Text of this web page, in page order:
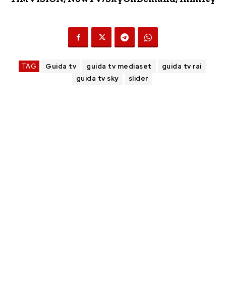
TAG Guida tv guida tv mediaset
guida tv rai
guida tv sky
slider